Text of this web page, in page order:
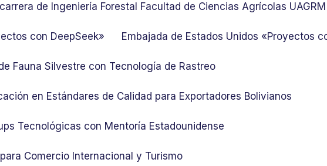
de Ingeniería Forestal Facultad de Ciencias Agrícolas UAGRM
con DeepSeek» Embajada de Estados Unidos «Proyectos
Fauna Silvestre con Tecnología de Rastreo
en Estándares de Calidad para Exportadores Bolivianos
Tecnológicas con Mentoría Estadounidense
Comercio Internacional y Turismo